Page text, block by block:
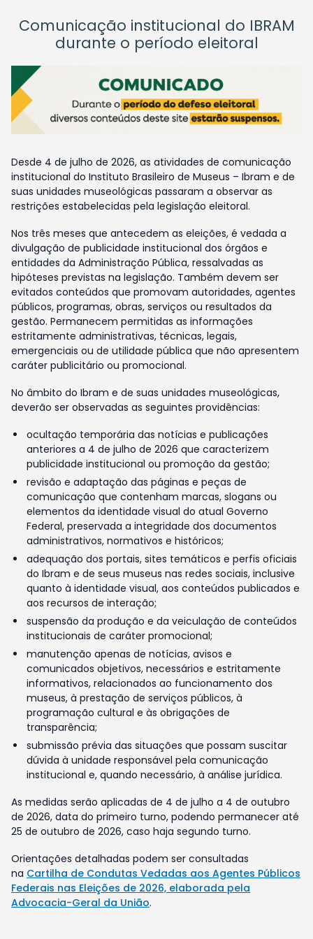
Comunicação institucional do IBRAM
durante o período eleitoral
Desde 4 de julho de 2026, as atividades de comunicação
institucional do Instituto Brasileiro de Museus – Ibram e de
suas unidades museológicas passaram a observar as
restrições estabelecidas pela legislação eleitoral.
Nos três meses que antecedem as eleições, é vedada a
divulgação de publicidade institucional dos órgãos e
entidades da Administração Pública, ressalvadas as
hipóteses previstas na legislação. Também devem ser
evitados conteúdos que promovam autoridades, agentes
públicos, programas, obras, serviços ou resultados da
gestão. Permanecem permitidas as informações
estritamente administrativas, técnicas, legais,
emergenciais ou de utilidade pública que não apresentem
caráter publicitário ou promocional.
No âmbito do Ibram e de suas unidades museológicas,
deverão ser observadas as seguintes providências:
ocultação temporária das notícias e publicações
anteriores a 4 de julho de 2026 que caracterizem
publicidade institucional ou promoção da gestão;
revisão e adaptação das páginas e peças de
comunicação que contenham marcas, slogans ou
elementos da identidade visual do atual Governo
Federal, preservada a integridade dos documentos
administrativos, normativos e históricos;
adequação dos portais, sites temáticos e perfis oficiais
do Ibram e de seus museus nas redes sociais, inclusive
quanto à identidade visual, aos conteúdos publicados e
aos recursos de interação;
suspensão da produção e da veiculação de conteúdos
institucionais de caráter promocional;
manutenção apenas de notícias, avisos e
comunicados objetivos, necessários e estritamente
informativos, relacionados ao funcionamento dos
museus, à prestação de serviços públicos, à
programação cultural e às obrigações de
transparência;
submissão prévia das situações que possam suscitar
dúvida à unidade responsável pela comunicação
institucional e, quando necessário, à análise jurídica.
As medidas serão aplicadas de 4 de julho a 4 de outubro
de 2026, data do primeiro turno, podendo permanecer até
25 de outubro de 2026, caso haja segundo turno.
Orientações detalhadas podem ser consultadas
na Cartilha de Condutas Vedadas aos Agentes Públicos
Federais nas Eleições de 2026, elaborada pela
Advocacia-Geral da União.